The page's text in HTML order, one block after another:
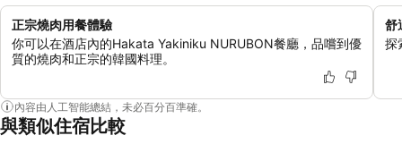
正宗燒肉用餐體驗
你可以在酒店內的Hakata Yakiniku NURUBON餐廳，品嚐到優
質的燒肉和正宗的韓國料理。
舒
探
內容由人工智能總結，未必百分百準確。
與類似住宿比較